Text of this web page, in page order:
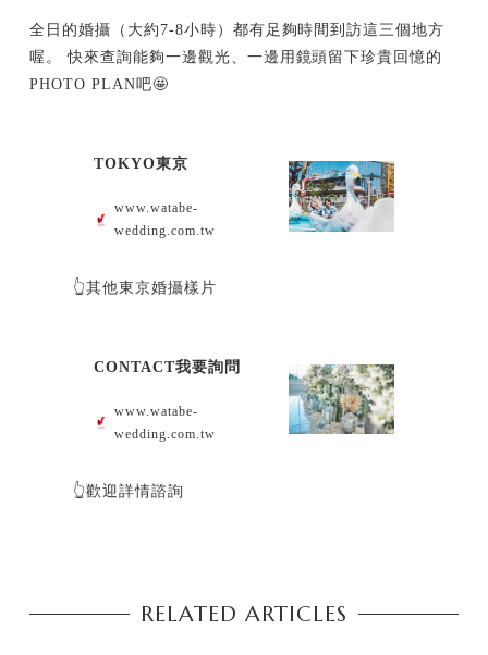
全日的婚攝（大約7-8小時）都有足夠時間到訪這三個地方
喔。 快來查詢能夠一邊觀光、一邊用鏡頭留下珍貴回憶的
PHOTO PLAN吧🤩
TOKYO東京
www.watabe-
wedding.com.tw
👆其他東京婚攝樣片
CONTACT我要詢問
www.watabe-
wedding.com.tw
👆歡迎詳情諮詢
RELATED ARTICLES